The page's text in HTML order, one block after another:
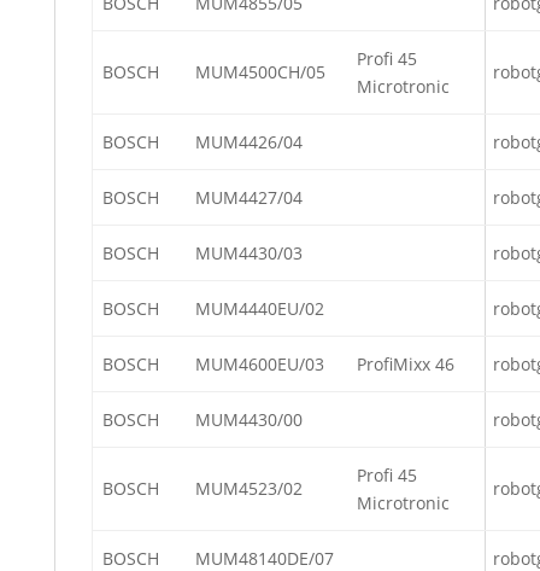
BOSCH MUM4500CH/05
Profi 45
Microtronic
BOSCH MUM4426/04
BOSCH MUM4427/04
BOSCH MUM4430/03
BOSCH MUM4440EU/02
BOSCH MUM4600EU/03 ProfiMixx 46
BOSCH MUM4430/00
BOSCH MUM4523/02
Profi 45
Microtronic
BOSCH MUM48140DE/07